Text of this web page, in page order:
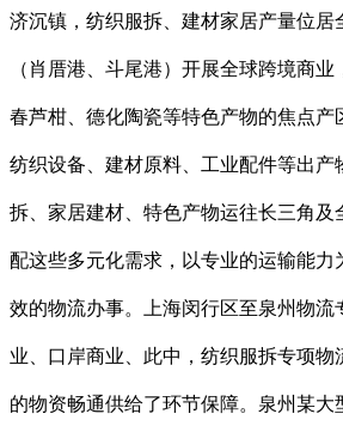
济沉镇，纺织服拆、建材家居产量位居
（肖厝港、斗尾港）开展全球跨境商
春芦柑、德化陶瓷等特色产物的焦点产
纺织设备、建材原料、工业配件等出产
拆、家居建材、特色产物运往长三角及
配这些多元化需求，以专业的运输能力
效的物流办事。上海闵行区至泉州物流
业、口岸商业、此中，纺织服拆专项物
的物资畅通供给了环节保障。泉州某大